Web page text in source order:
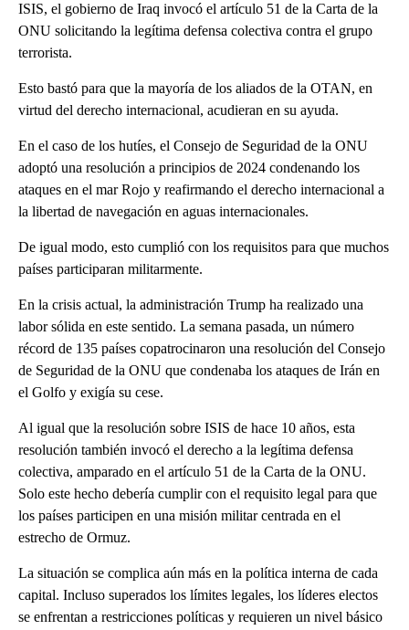
ISIS, el gobierno de Iraq invocó el artículo 51 de la Carta de la
ONU solicitando la legítima defensa colectiva contra el grupo
terrorista.
Esto bastó para que la mayoría de los aliados de la OTAN, en
virtud del derecho internacional, acudieran en su ayuda.
En el caso de los hutíes, el Consejo de Seguridad de la ONU
adoptó una resolución a principios de 2024 condenando los
ataques en el mar Rojo y reafirmando el derecho internacional a
la libertad de navegación en aguas internacionales.
De igual modo, esto cumplió con los requisitos para que muchos
países participaran militarmente.
En la crisis actual, la administración Trump ha realizado una
labor sólida en este sentido. La semana pasada, un número
récord de 135 países copatrocinaron una resolución del Consejo
de Seguridad de la ONU que condenaba los ataques de Irán en
el Golfo y exigía su cese.
Al igual que la resolución sobre ISIS de hace 10 años, esta
resolución también invocó el derecho a la legítima defensa
colectiva, amparado en el artículo 51 de la Carta de la ONU.
Solo este hecho debería cumplir con el requisito legal para que
los países participen en una misión militar centrada en el
estrecho de Ormuz.
La situación se complica aún más en la política interna de cada
capital. Incluso superados los límites legales, los líderes electos
se enfrentan a restricciones políticas y requieren un nivel básico